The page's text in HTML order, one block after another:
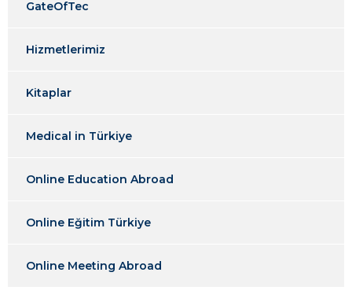
GateOfTec
Hizmetlerimiz
Kitaplar
Medical in Türkiye
Online Education Abroad
Online Eğitim Türkiye
Online Meeting Abroad